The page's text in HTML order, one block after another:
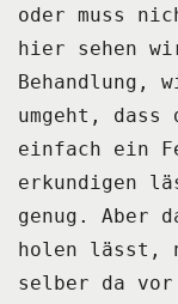
oder muss
hier sehen
Behandlung,
umgeht,
dass
einfach ein
erkundigen
genug.
Aber
holen lässt,
selber da